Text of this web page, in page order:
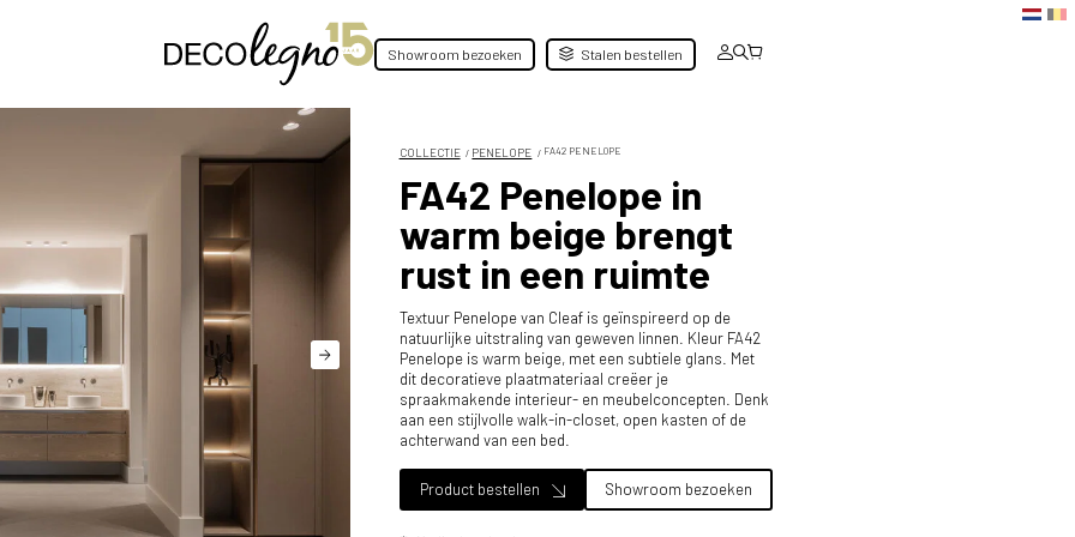
Showroom bezoeken Stalen bestellen
COLLECTIE PENELOPE FA42 PENELOPE
FA42 Penelope in
warm beige brengt
rust in een ruimte
Textuur Penelope van Cleaf is geïnspireerd op de
natuurlijke uitstraling van geweven linnen. Kleur FA42
Penelope is warm beige, met een subtiele glans. Met
dit decoratieve plaatmateriaal creëer je
spraakmakende interieur- en meubelconcepten. Denk
aan een stijlvolle walk-in-closet, open kasten of de
achterwand van een bed.
Product bestellen Showroom bezoeken